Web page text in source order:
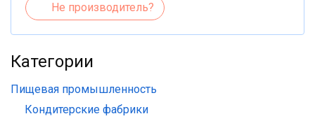
Не производитель?
Категории
Пищевая промышленность
Кондитерские фабрики